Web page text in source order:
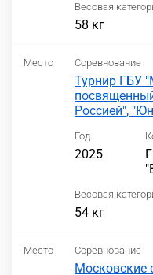
Весовая
58 кг
Место Соревнование
Турнир ГБУ
Россией",
Год
2025
Весовая
54 кг
Место Соревнование
Московские